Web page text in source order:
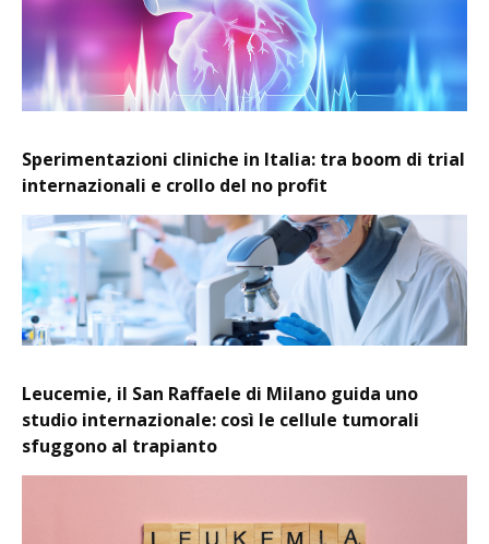
Sperimentazioni cliniche in Italia: tra boom di trial
internazionali e crollo del no profit
Leucemie, il San Raffaele di Milano guida uno
studio internazionale: così le cellule tumorali
sfuggono al trapianto